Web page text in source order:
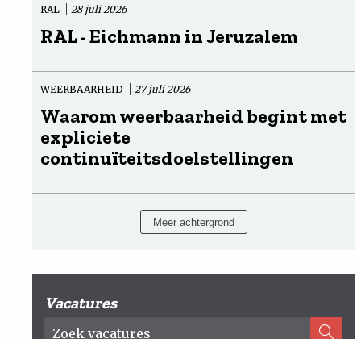
RAL 28 juli 2026
RAL - Eichmann in Jeruzalem
WEERBAARHEID 27 juli 2026
Waarom weerbaarheid begint met
expliciete
continuïteitsdoelstellingen
Meer achtergrond
Vacatures